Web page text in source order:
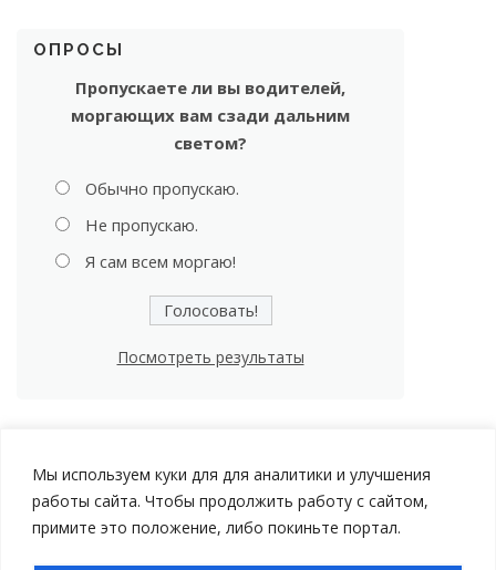
Мы используем куки для для аналитики и улучшения
работы сайта. Чтобы продолжить работу с сайтом,
примите это положение, либо покиньте портал.
ОПРОСЫ
Пропускаете ли вы водителей,
моргающих вам сзади дальним
светом?
Обычно пропускаю.
Не пропускаю.
Я сам всем моргаю!
Посмотреть результаты